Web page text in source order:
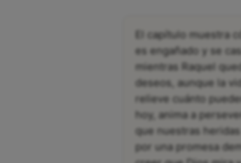
El capítulo muestra
es engañado y se
mientras Raquel
deseos, aunque la
relieve cuánto
hoy, anima a
que nuestras
por una promesa